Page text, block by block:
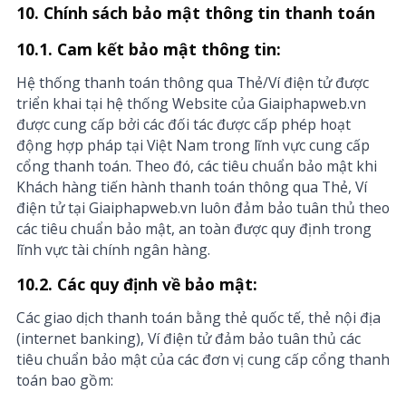
10. Chính sách bảo mật thông tin thanh toán
10.1. Cam kết bảo mật thông tin:
Hệ thống thanh toán thông qua Thẻ/Ví điện tử được
triển khai tại hệ thống Website của Giaiphapweb.vn
được cung cấp bởi các đối tác được cấp phép hoạt
động hợp pháp tại Việt Nam trong lĩnh vực cung cấp
cổng thanh toán. Theo đó, các tiêu chuẩn bảo mật khi
Khách hàng tiến hành thanh toán thông qua Thẻ, Ví
điện tử tại Giaiphapweb.vn luôn đảm bảo tuân thủ theo
các tiêu chuẩn bảo mật, an toàn được quy định trong
lĩnh vực tài chính ngân hàng.
10.2. Các quy định về bảo mật:
Các giao dịch thanh toán bằng thẻ quốc tế, thẻ nội địa
(internet banking), Ví điện tử đảm bảo tuân thủ các
tiêu chuẩn bảo mật của các đơn vị cung cấp cổng thanh
toán bao gồm: